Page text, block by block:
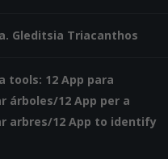
Gleditsia Triacanthos
tools: 12 App para
árboles/12 App per a
arbres/12 App to identify